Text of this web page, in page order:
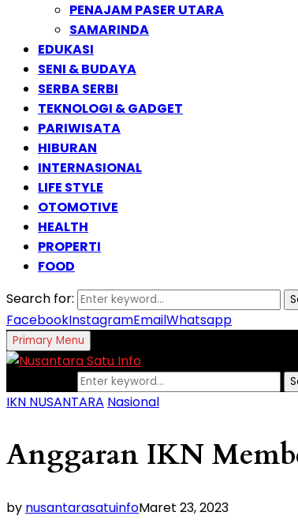
PENAJAM PASER UTARA
SAMARINDA
EDUKASI
SENI & BUDAYA
SERBA SERBI
TEKNOLOGI & GADGET
PARIWISATA
HIBURAN
INTERNASIONAL
LIFE STYLE
OTOMOTIVE
HEALTH
PROPERTI
FOOD
Search for:
FacebookInstagramEmailWhatsapp
Primary Menu
IKN NUSANTARA Nasional
Anggaran IKN
by nusantarasatuinfoMaret 23, 2023